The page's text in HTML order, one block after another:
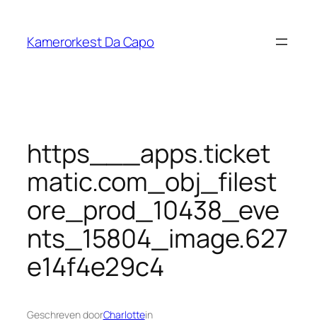
Kamerorkest Da Capo
https___apps.ticket
matic.com_obj_filest
ore_prod_10438_eve
nts_15804_image.627
e14f4e29c4
Geschreven doorCharlottein